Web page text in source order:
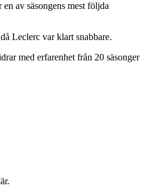
av säsongens mest följda
Leclerc var klart snabbare.
med erfarenhet från 20 säsonger